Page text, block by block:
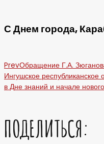
С Днем города,
PrevОбращение Г.А.
Ингушское республиканское
в Дне знаний и начале
ПОДЕЛИТЬСЯ: